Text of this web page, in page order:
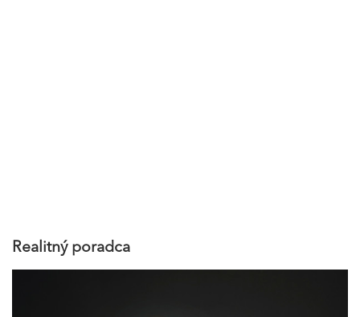
Realitný poradca